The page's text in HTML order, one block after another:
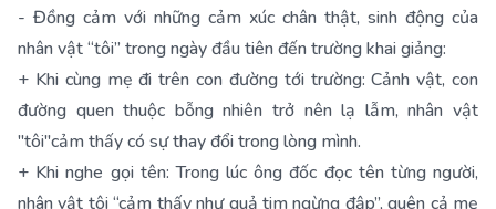
- Đồng cảm với những cảm xúc chân thật, sinh động của
nhân vật “tôi” trong ngày đầu tiên đến trường khai giảng:
+ Khi cùng mẹ đi trên con đường tới trường: Cảnh vật, con
đường quen thuộc bỗng nhiên trở nên lạ lẫm, nhân vật
"tôi"cảm thấy có sự thay đổi trong lòng mình.
+ Khi nghe gọi tên: Trong lúc ông đốc đọc tên từng người,
nhân vật tôi “cảm thấy như quả tim ngừng đập”, quên cả mẹ